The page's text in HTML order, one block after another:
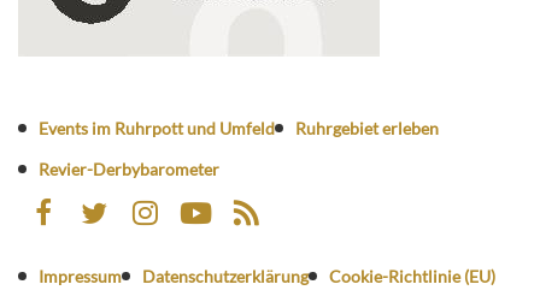
Events im Ruhrpott und Umfeld
Ruhrgebiet erleben
Revier-Derbybarometer
Impressum Datenschutzerklärung
Cookie-Richtlinie (EU)